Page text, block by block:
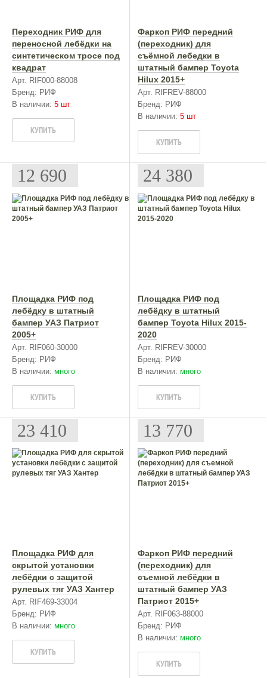
Переходник РИФ для
переносной лебёдки на
синтетическом тросе под
квадрат
Арт. RIF000-88008
Бренд: РИФ
В наличии: 5 шт
КУПИТЬ
Фаркоп РИФ передний
(переходник) для
съёмной лебедки в
штатный бампер Toyota
Hilux 2015+
Арт. RIFREV-88000
Бренд: РИФ
В наличии: 5 шт
КУПИТЬ
12 690
Площадка РИФ под
лебёдку в штатный
бампер УАЗ Патриот
2005+
Арт. RIF060-30000
Бренд: РИФ
В наличии: много
КУПИТЬ
24 380
Площадка РИФ под
лебёдку в штатный
бампер Toyota Hilux 2015-
2020
Арт. RIFREV-30000
Бренд: РИФ
В наличии: много
КУПИТЬ
23 410
Площадка РИФ для
скрытой установки
лебёдки с защитой
рулевых тяг УАЗ Хантер
Арт. RIF469-33004
Бренд: РИФ
В наличии: много
КУПИТЬ
13 770
Фаркоп РИФ передний
(переходник) для
съемной лебёдки в
штатный бампер УАЗ
Патриот 2015+
Арт. RIF063-88000
Бренд: РИФ
В наличии: много
КУПИТЬ